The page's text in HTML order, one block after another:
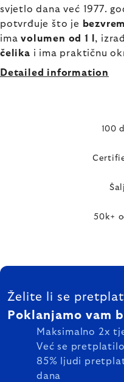
svjetlo dana već 1977.
potvrđuje što je
imavolumen od 1 l ,
čelika i ima praktičnu
Detailed information
100
50k+
FOOTER
Želite li se
Poklanjamo vam
Maksimalno 2x
Već se
85% ljudi
dana